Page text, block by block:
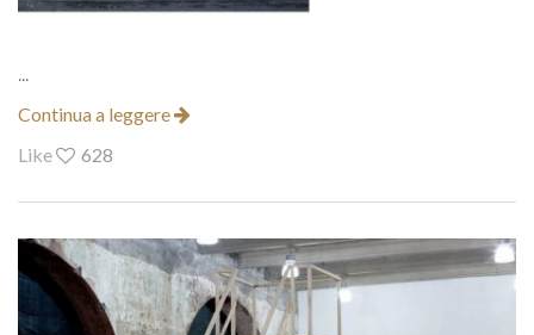
...
Continua a leggere
Like
628